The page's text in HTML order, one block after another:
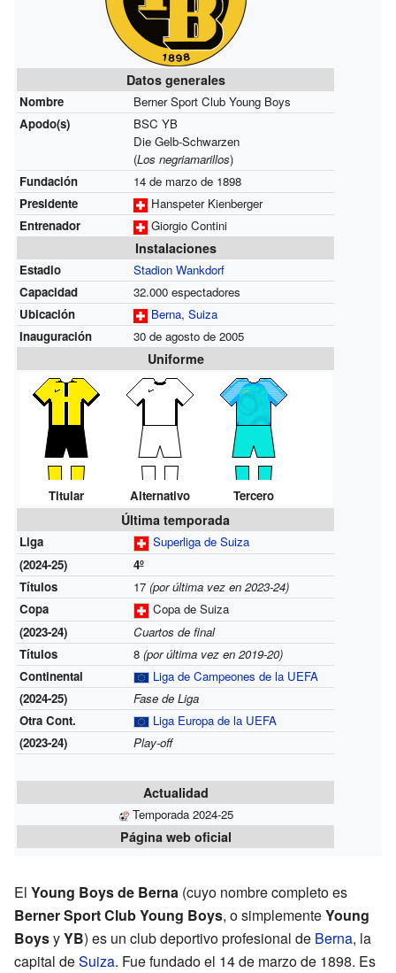
Datos generales
Nombre
Berner Sport Club Young Boys
Apodo(s)
BSC YB
Die Gelb-Schwarzen
(Los negriamarillos)
Fundación
14 de marzo de 1898
Presidente
Hanspeter Kienberger
Entrenador
Giorgio Contini
Instalaciones
Estadio
Stadion Wankdorf
Capacidad
32.000 espectadores
Ubicación
Berna, Suiza
Inauguración
30 de agosto de 2005
Uniforme
Titular Alternativo Tercero
Última temporada
Liga
Superliga de Suiza
(2024-25)
4º
Títulos
17 (por última vez en 2023-24)
Copa
Copa de Suiza
(2023-24)
Cuartos de final
Títulos
8 (por última vez en 2019-20)
Continental
Liga de Campeones de la UEFA
(2024-25)
Fase de Liga
Otra Cont.
Liga Europa de la UEFA
(2023-24)
Play-off
Actualidad
Temporada 2024-25
Página web oficial
El Young Boys de Berna (cuyo nombre completo es
Berner Sport Club Young Boys, o simplementeYoung
BoysyYB) es un club deportivo profesional de Berna, la
capital deSuiza. Fue fundado el 14 de marzo de 1898. Es